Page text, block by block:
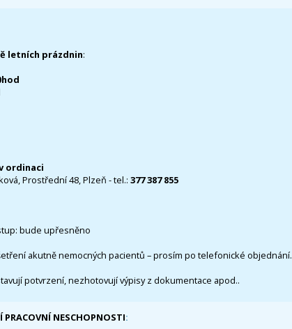
letních prázdnin:
ordinaci
Prostřední 48, Plzeň - tel.: 377 387 855
bude upřesněno
akutně nemocných pacientů – prosím po telefonické objednání.
potvrzení, nezhotovují výpisy z dokumentace apod..
PRACOVNÍ NESCHOPNOSTI: